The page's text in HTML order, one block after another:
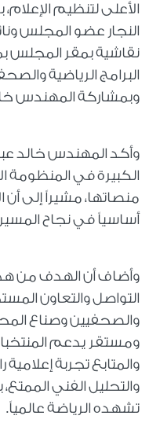
الأعلى لتنظيم
النجار عضو المجلس
نقاشية بمقر المجلس
البرامج الرياضية
وبمشاركة المهندس
وأكد المهندس خالد
الكبيرة في المنظومة
منصاتها، مشيراً إلى أن
أساسياً في نجاح
وأضاف أن الهدف من
التواصل والتعاون
والصحفيين وصناع
ومستقر يدعم
والمتابع تجربة
والتحليل الفني
تشهده الرياضة عالمياً.